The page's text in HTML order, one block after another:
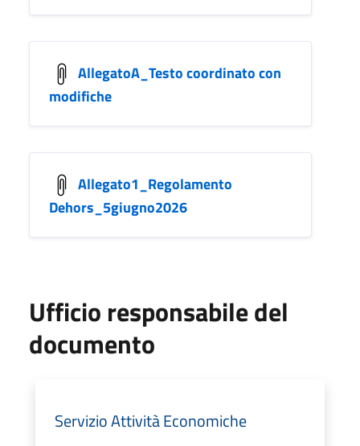
AllegatoA_Testo coordinato con
modifiche
Allegato1_Regolamento
Dehors_5giugno2026
Ufficio responsabile del
documento
Servizio Attività Economiche